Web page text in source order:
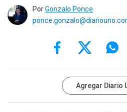
PorGonzalo Ponce
Agregar Diario